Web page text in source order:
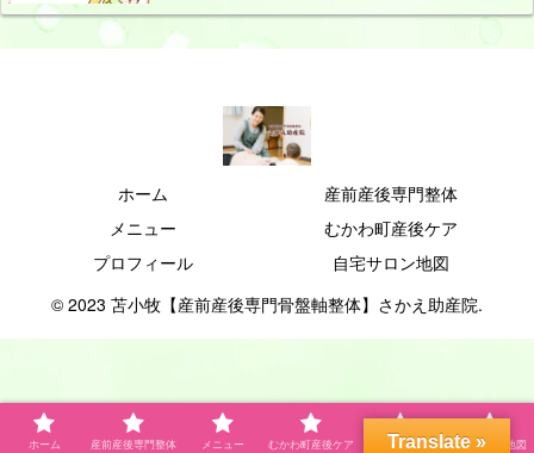
ホーム
産前産後専門整体
メニュー
むかわ町産後ケア
プロフィール
自宅サロン地図
© 2023 苫小牧【産前産後専門骨盤軸整体】さかえ助産院.
ホーム 産前産後専門整体 メニュー むかわ町産後ケア プロフィール 自宅サロン地図
Translate »